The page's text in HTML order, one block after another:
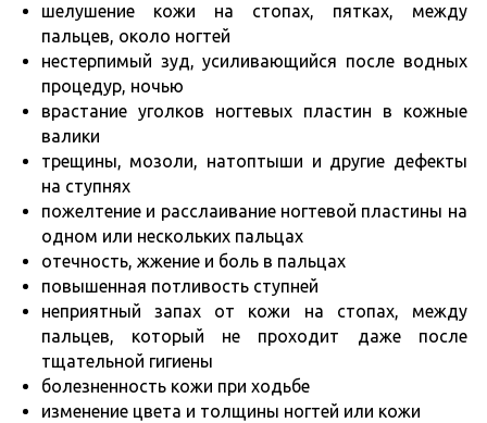
шелушение кожи на стопах, пятках, между
пальцев, около ногтей
нестерпимый зуд, усиливающийся после водных
процедур, ночью
врастание уголков ногтевых пластин в кожные
валики
трещины, мозоли, натоптыши и другие дефекты
на ступнях
пожелтение и расслаивание ногтевой пластины на
одном или нескольких пальцах
отечность, жжение и боль в пальцах
повышенная потливость ступней
неприятный запах от кожи на стопах, между
пальцев, который не проходит даже после
тщательной гигиены
болезненность кожи при ходьбе
изменение цвета и толщины ногтей или кожи